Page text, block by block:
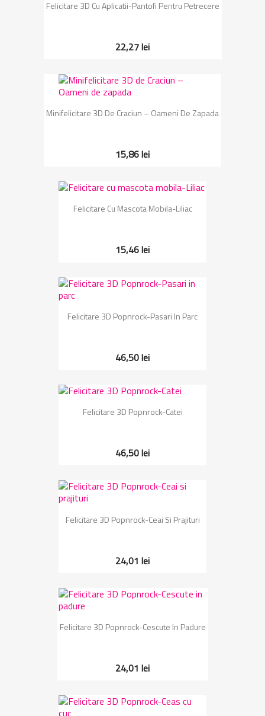
Felicitare 3D Cu Aplicatii-Pantofi Pentru Petrecere
22,27 lei
Minifelicitare 3D De Craciun – Oameni De Zapada
15,86 lei
Felicitare Cu Mascota Mobila-Liliac
15,46 lei
Felicitare 3D Popnrock-Pasari In Parc
46,50 lei
Felicitare 3D Popnrock-Catei
46,50 lei
Felicitare 3D Popnrock-Ceai Si Prajituri
24,01 lei
Felicitare 3D Popnrock-Cescute In Padure
24,01 lei